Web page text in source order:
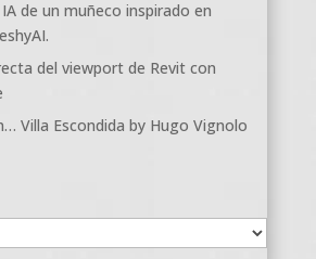
de un muñeco inspirado en
del viewport de Revit con
Villa Escondida by Hugo Vignolo